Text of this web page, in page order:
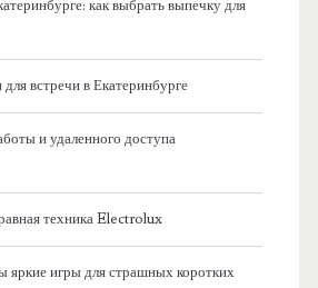
как выбрать выпечку для
встречи в Екатеринбурге
и удаленного доступа
техника Electrolux
игры для страшных коротких